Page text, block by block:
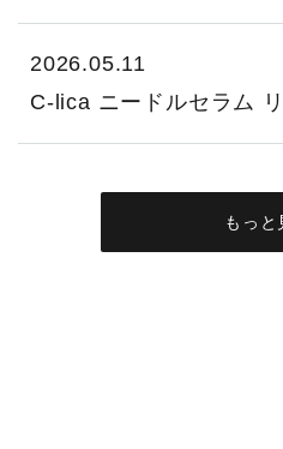
2026.05.11
C-lica ニードルセラム
もっと